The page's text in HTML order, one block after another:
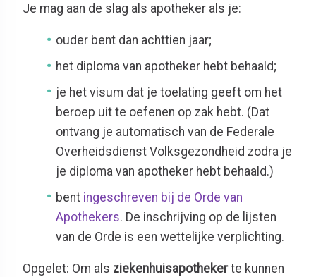
Je mag aan de slag als apotheker als je:
ouder bent dan achttien jaar;
het diploma van apotheker hebt behaald;
je het visum dat je toelating geeft om het
beroep uit te oefenen op zak hebt. (Dat
ontvang je automatisch van de Federale
Overheidsdienst Volksgezondheid zodra je
je diploma van apotheker hebt behaald.)
bent ingeschreven bij de Orde van
Apothekers. De inschrijving op de lijsten
van de Orde is een wettelijke verplichting.
Opgelet: Om als ziekenhuisapothekerte kunnen